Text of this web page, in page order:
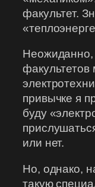
факультет.
Неожиданно,
факультетов
привычке я
буду
или нет.
Но, однако,
такую